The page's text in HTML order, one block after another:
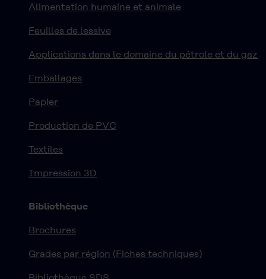
Alimentation humaine et animale
Feuilles de lessive
Applications dans le domaine du pétrole et du gaz
Emballages
Papier
Production de PVC
Textiles
Impression 3D
Bibliothèque
Brochures
Grades par région (Fiches techniques)